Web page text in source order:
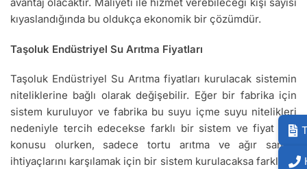
kıyaslandığında bu oldukça ekonomik bir çözümdür.
Taşoluk Endüstriyel Su Arıtma Fiyatları
Taşoluk Endüstriyel Su Arıtma fiyatları kurulacak sistemin
niteliklerine bağlı olarak değişebilir. Eğer bir fabrika için
sistem kuruluyor ve fabrika bu suyu içme suyu nitelikleri
nedeniyle tercih edecekse farklı bir sistem ve fiyat söz
konusu olurken, sadece tortu arıtma ve ağır sanayi
ihtiyaçlarını karşılamak için bir sistem kurulacaksa farklı bir